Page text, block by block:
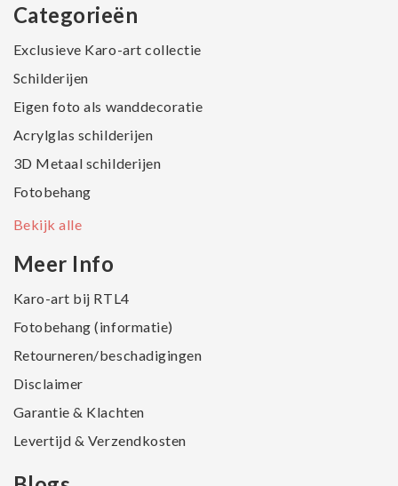
Categorieën
Exclusieve Karo-art collectie
Schilderijen
Eigen foto als wanddecoratie
Acrylglas schilderijen
3D Metaal schilderijen
Fotobehang
Bekijk alle
Meer Info
Karo-art bij RTL4
Fotobehang (informatie)
Retourneren/beschadigingen
Disclaimer
Garantie & Klachten
Levertijd & Verzendkosten